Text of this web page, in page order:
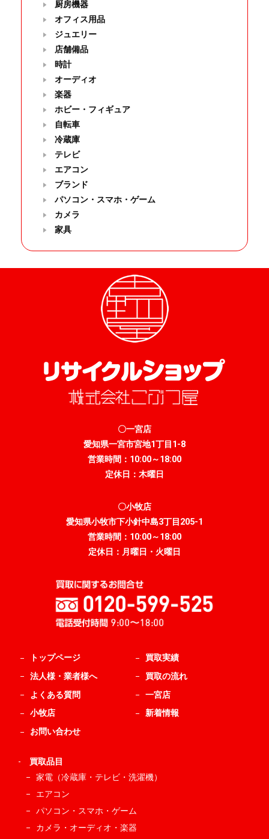
厨房機器
オフィス用品
ジュエリー
店舗備品
時計
オーディオ
楽器
ホビー・フィギュア
自転車
冷蔵庫
テレビ
エアコン
ブランド
パソコン・スマホ・ゲーム
カメラ
家具
〇一宮店
愛知県一宮市宮地1丁目1-8
営業時間：10:00～18:00
定休日：木曜日
〇小牧店
愛知県小牧市下小針中島3丁目205-1
営業時間：10:00～18:00
定休日：月曜日・火曜日
トップページ
買取実績
法人様・業者様へ
買取の流れ
よくある質問
一宮店
小牧店
新着情報
お問い合わせ
- 買取品目
家電（冷蔵庫・テレビ・洗濯機）
エアコン
パソコン・スマホ・ゲーム
カメラ・オーディオ・楽器